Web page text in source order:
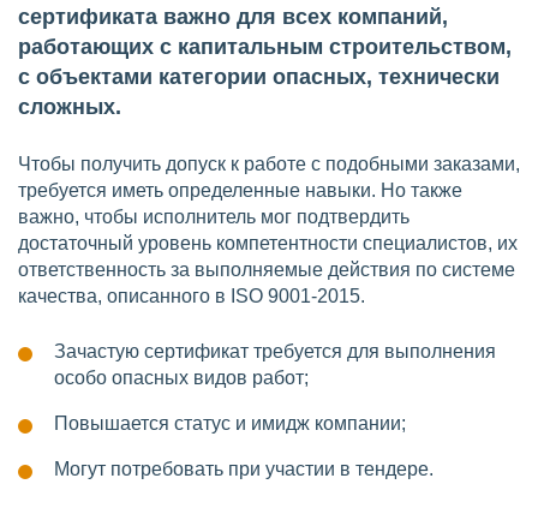
сертификата важно для всех компаний,
работающих с капитальным строительством,
с объектами категории опасных, технически
сложных.
Чтобы получить допуск к работе с подобными заказами,
требуется иметь определенные навыки. Но также
важно, чтобы исполнитель мог подтвердить
достаточный уровень компетентности специалистов, их
ответственность за выполняемые действия по системе
качества, описанного в ISO 9001-2015.
Зачастую сертификат требуется для выполнения
особо опасных видов работ;
Повышается статус и имидж компании;
Могут потребовать при участии в тендере.